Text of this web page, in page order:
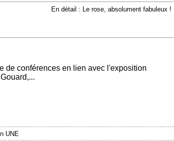
En détail : Le rose, absolument fabuleux !
de conférences en lien avec l'exposition
UNE